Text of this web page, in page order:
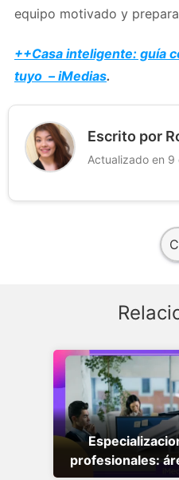
equipo motivado y
++Casa inteligente: guía
tuyo – iMedias.
Escrito por
Actualizado en
profesionales: